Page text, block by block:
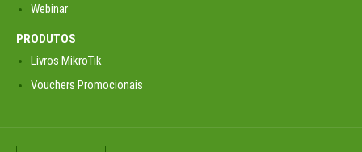
Webinar
PRODUTOS
Livros MikroTik
Vouchers Promocionais